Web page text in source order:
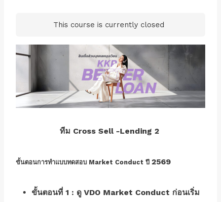
This course is currently closed
ทีม Cross Sell -Lending 2
ขั้นตอนการทำแบบทดสอบ Market Conduct ปี 2569
ขั้นตอนที่ 1 : ดู VDO Market Conduct ก่อนเริ่ม